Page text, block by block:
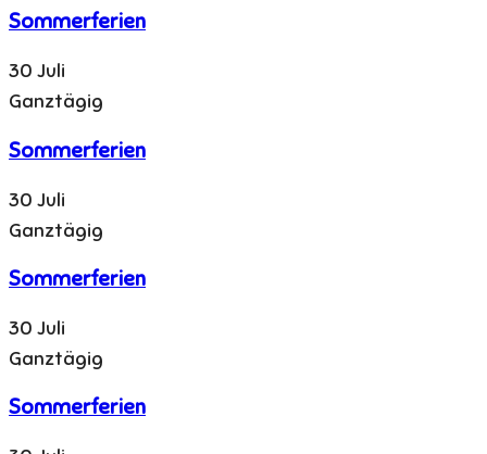
Sommerferien
30 Juli
Ganztägig
Sommerferien
30 Juli
Ganztägig
Sommerferien
30 Juli
Ganztägig
Sommerferien